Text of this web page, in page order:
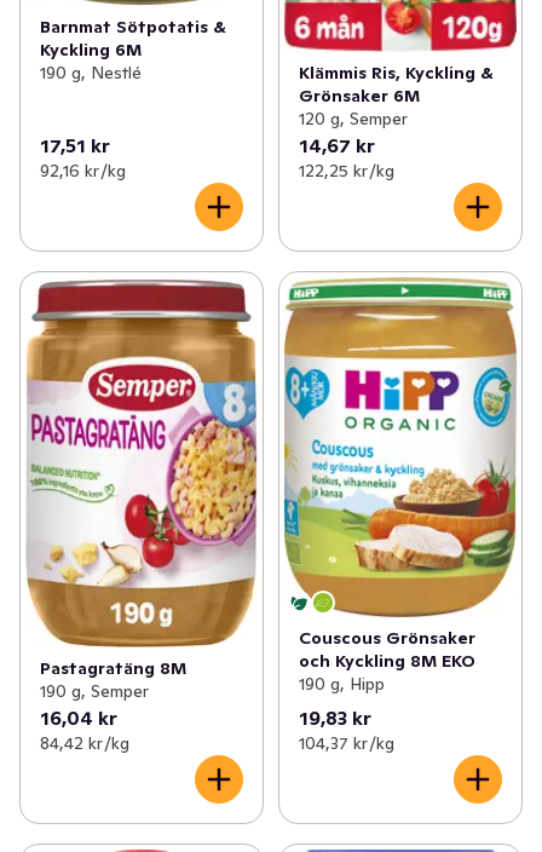
Barnmat Sötpotatis &
Kyckling 6M
190 g, Nestlé
17,51 kr
92,16 kr /kg
Klämmis Ris, Kyckling &
Grönsaker 6M
120 g, Semper
14,67 kr
122,25 kr /kg
Pastagratäng 8M
190 g, Semper
16,04 kr
84,42 kr /kg
Couscous Grönsaker
och Kyckling 8M EKO
190 g, Hipp
19,83 kr
104,37 kr /kg